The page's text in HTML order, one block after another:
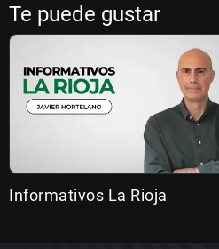
Te puede gustar
Informativos La Rioja